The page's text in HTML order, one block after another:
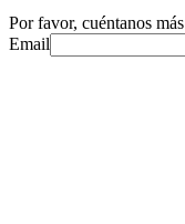
Por favor, cuéntanos más
Email